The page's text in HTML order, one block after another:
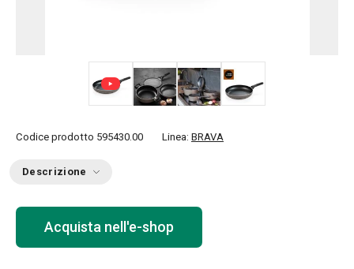
Codice prodotto 595430.00 Linea: BRAVA
Descrizione
Acquista nell'e-shop